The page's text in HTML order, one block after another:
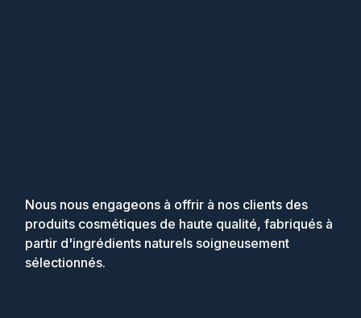
Nous nous engageons à offrir à nos clients des
produits cosmétiques de haute qualité, fabriqués à
partir d'ingrédients naturels soigneusement
sélectionnés.